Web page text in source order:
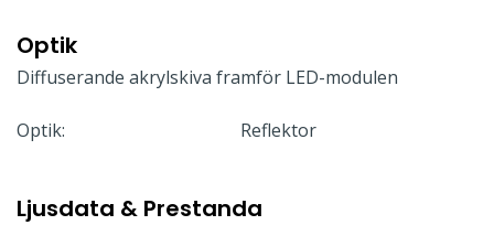
Optik
Diffuserande akrylskiva framför LED-modulen
Optik: Reflektor
Ljusdata & Prestanda